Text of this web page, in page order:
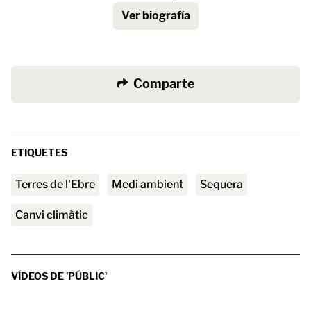
Ver biografía
Comparte
ETIQUETES
Terres de l'Ebre medi ambient Sequera
canvi climàtic
VÍDEOS DE 'PÚBLIC'